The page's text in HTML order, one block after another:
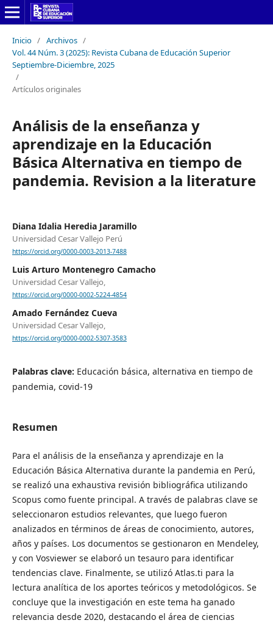
Inicio / Archivos /
Vol. 44 Núm. 3 (2025): Revista Cubana de Educación Superior
Septiembre-Diciembre, 2025
/
Artículos originales
Análisis de la enseñanza y
aprendizaje en la Educación
Básica Alternativa en tiempo de
pandemia. Revision a la literature
Diana Idalia Heredia Jaramillo
Universidad Cesar Vallejo Perú
https://orcid.org/0000-0003-2013-7488
Luis Arturo Montenegro Camacho
Universidad Cesar Vallejo,
https://orcid.org/0000-0002-5224-4854
Amado Fernández Cueva
Universidad Cesar Vallejo,
https://orcid.org/0000-0002-5307-3583
Palabras clave: Educación básica, alternativa en tiempo de
pandemia, covid-19
Resumen
Para el análisis de la enseñanza y aprendizaje en la
Educación Básica Alternativa durante la pandemia en Perú,
se realizó una exhaustiva revisión bibliográfica utilizando
Scopus como fuente principal. A través de palabras clave se
seleccionaron estudios relevantes, que luego fueron
analizados en términos de áreas de conocimiento, autores,
años y países. Los documentos se gestionaron en Mendeley,
y con Vosviewer se elaboró un tesauro para identificar
tendencias clave. Finalmente, se utilizó Atlas.ti para la
lectura analítica de los aportes teóricos y metodológicos. Se
concluye que la investigación en este tema ha ganado
relevancia desde 2020, destacando el área de ciencias